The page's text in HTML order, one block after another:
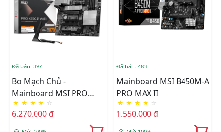
Đã bán: 397
Bo Mạch Chủ -
Mainboard MSI PRO
X870-P WIFI AM5
★ ★ ★ ★ ☆
6.270.000 đ
Đã bán: 483
Mainboard MSI B450M-A
PRO MAX II
★ ★ ★ ★ ☆
1.550.000 đ